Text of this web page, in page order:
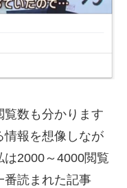
数も分かります
情報を想像しなが
は2000～4000閲覧
番読まれた記事